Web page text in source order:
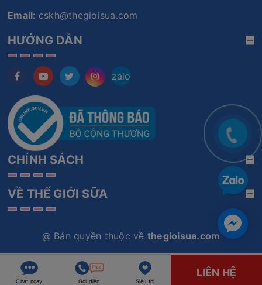
Chat ngay Gọi điện Siêu thị
LIÊN HỆ
Email: cskh@thegioisua.com
HƯỚNG DẪN
zalo
CHÍNH SÁCH
VỀ THẾ GIỚI SỮA
@ Bản quyền thuộc về thegioisua.com